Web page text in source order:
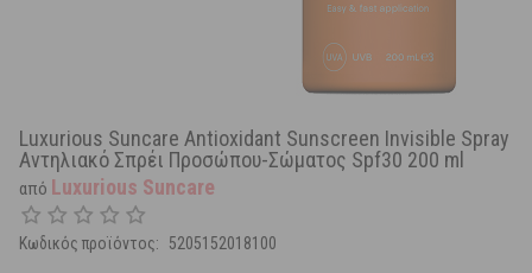
Luxurious Suncare Antioxidant Sunscreen Invisible Spray
Αντηλιακό Σπρέι Προσώπου-Σώματος Spf30 200 ml
από Luxurious Suncare
Κωδικός προϊόντος: 5205152018100